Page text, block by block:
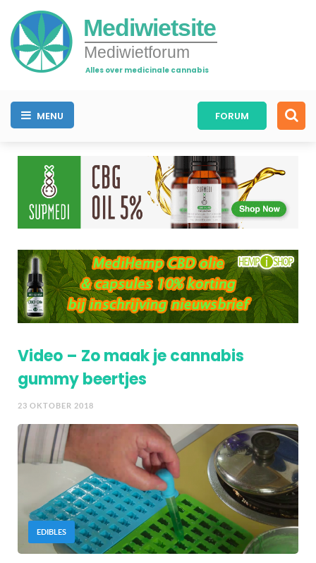
Mediwietsite
Mediwietforum
Alles over medicinale cannabis
MENU FORUM
Video – Zo maak je cannabis
gummy beertjes
23 OKTOBER 2018
EDIBLES